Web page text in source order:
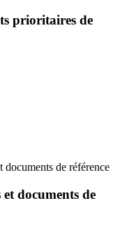
prioritaires de
documents de référence
documents de